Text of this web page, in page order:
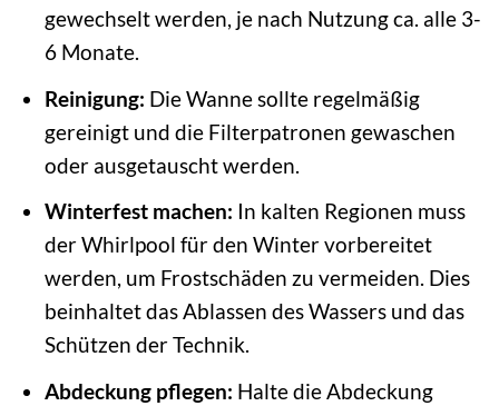
gewechselt werden, je nach Nutzung ca. alle 3-
6 Monate.
Reinigung: Die Wanne sollte regelmäßig
gereinigt und die Filterpatronen gewaschen
oder ausgetauscht werden.
Winterfest machen: In kalten Regionen muss
der Whirlpool für den Winter vorbereitet
werden, um Frostschäden zu vermeiden. Dies
beinhaltet das Ablassen des Wassers und das
Schützen der Technik.
Abdeckung pflegen: Halte die Abdeckung